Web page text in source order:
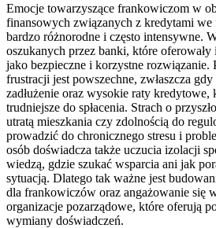
Emocje towarzyszące frankowiczom w
finansowych związanych z kredytami we
bardzo różnorodne i często intensywne.
oszukanych przez banki, które
jako bezpieczne i korzystne rozwiązanie.
frustracji jest powszechne, zwłaszcza
zadłużenie oraz wysokie raty kredytowe,
trudniejsze do spłacenia. Strach o
utratą mieszkania czy zdolnością do
prowadzić do chronicznego stresu i
osób doświadcza także uczucia izolacji
wiedzą, gdzie szukać wsparcia ani jak
sytuacją. Dlatego tak ważne jest
dla frankowiczów oraz angażowanie się
organizacje pozarządowe, które oferują
wymiany doświadczeń.